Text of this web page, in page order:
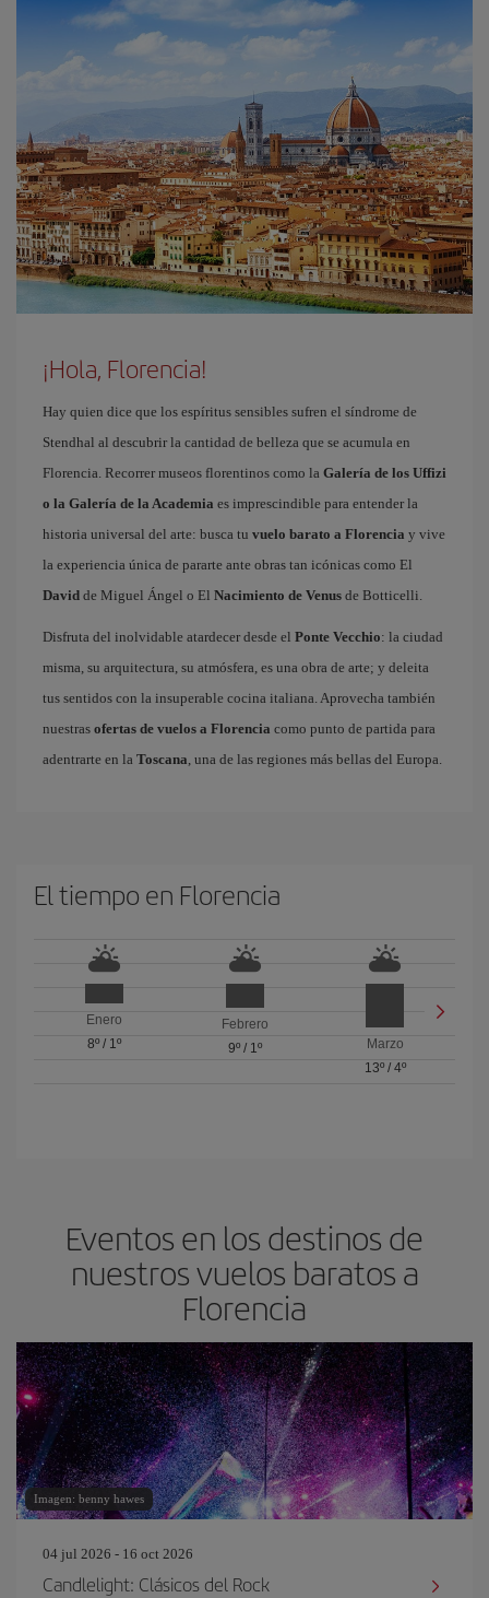
¡Hola, Florencia!
Hay quien dice que los espíritus sensibles sufren el síndrome de
Stendhal al descubrir la cantidad de belleza que se acumula en
Florencia. Recorrer museos florentinos como la Galería de los Uffizi
o la Galería de la Academia es imprescindible para entender la
historia universal del arte: busca tu vuelo barato a Florencia y vive
la experiencia única de pararte ante obras tan icónicas como El
David de Miguel Ángel o El Nacimiento de Venus de Botticelli.
Disfruta del inolvidable atardecer desde el Ponte Vecchio: la ciudad
misma, su arquitectura, su atmósfera, es una obra de arte; y deleita
tus sentidos con la insuperable cocina italiana. Aprovecha también
nuestras ofertas de vuelos a Florencia como punto de partida para
adentrarte en la Toscana, una de las regiones más bellas del Europa.
El tiempo en Florencia
Enero
8º/ 1º
Febrero
9º/ 1º
Marzo
13º/ 4º
Eventos en los destinos de
nuestros vuelos baratos a
Florencia
Imagen: benny hawes
04 jul 2026 - 16 oct 2026
Candlelight: Clásicos del Rock